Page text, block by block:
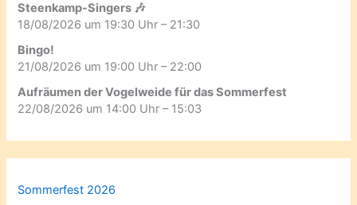
Steenkamp-Singers 🎶
18/08/2026 um 19:30 Uhr – 21:30
Bingo!
21/08/2026 um 19:00 Uhr – 22:00
Aufräumen der Vogelweide für das Sommerfest
22/08/2026 um 14:00 Uhr – 15:03
Sommerfest 2026